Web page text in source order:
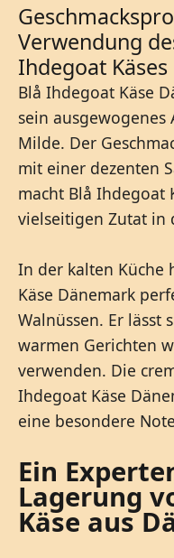
Verwendung
Ihdegoat Käses
Blå Ihdegoat Käse
sein ausgewogenes
Milde. Der
mit einer dezenten
macht Blå Ihdegoat
vielseitigen Zutat in
In der kalten Küche
Käse Dänemark
Walnüssen. Er lässt
warmen Gerichten
verwenden. Die
Ihdegoat Käse
eine besondere
Ein
Lagerung
Käse aus